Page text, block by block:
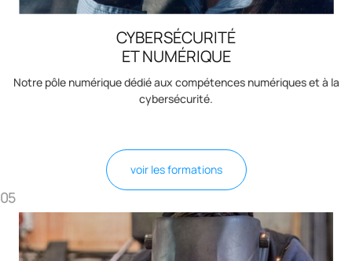
CYBERSÉCURITÉ
ET NUMÉRIQUE
Notre pôle numérique dédié aux compétences numériques et à la
cybersécurité.
voir les formations
05